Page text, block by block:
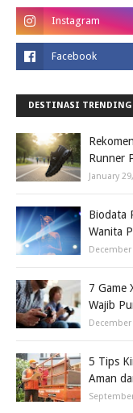
DESTINASI TRENDING
Runner
January
Biodata
Wanita
December
7 Game
Wajib
December
5 Tips
Aman